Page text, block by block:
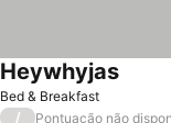
Bed & Breakfast
Heywhyjas
/ Pontuação não